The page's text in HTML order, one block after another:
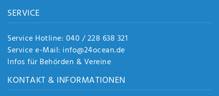
SERVICE
Service Hotline: 040 / 228 638 321
Service e-Mail: info@24ocean.de
Infos für Behörden & Vereine
KONTAKT & INFORMATIONEN